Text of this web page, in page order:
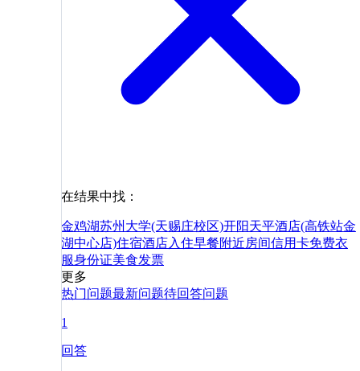
在结果中找：
金鸡湖苏州大学(天赐庄校区)开阳天平酒店(高铁站金
湖中心店)住宿酒店入住早餐附近房间信用卡免费衣
服身份证美食发票
更多
热门问题最新问题待回答问题
1
回答